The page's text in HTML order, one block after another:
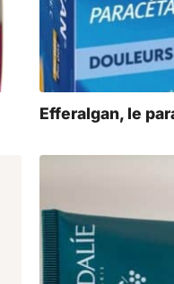
Efferalgan, le